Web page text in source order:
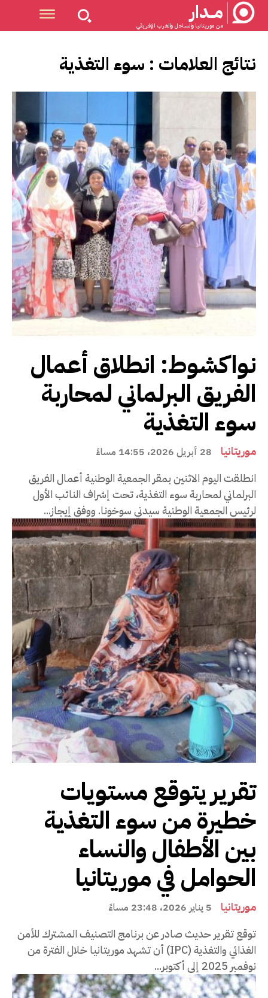
مــدار
من موريتانيا والساحل والغرب الإفريقي
نتائج العلامات : سوء التغذية
نواكشوط: انطلاق أعمال
الفريق البرلماني لمحاربة
سوء التغذية
موريتانيا 28 أبريل 2026، 14:55 مساءً
انطلقت اليوم الاثنين بمقر الجمعية الوطنية أعمال الفريق
البرلماني لمحاربة سوء التغذية، تحت إشراف النائب الأول
لرئيس الجمعية الوطنية سيدني سوخونا. ووفق إيجاز...
تقرير يتوقع مستويات
خطيرة من سوء التغذية
بين الأطفال والنساء
الحوامل في موريتانيا
موريتانيا 5 يناير 2026، 23:48 مساءً
توقع تقرير حديث صادر عن برنامج التصنيف المشترك للأمن
الغذائي والتغذية (IPC) أن تشهد موريتانيا خلال الفترة من
نوفمبر 2025 إلى أكتوبر...